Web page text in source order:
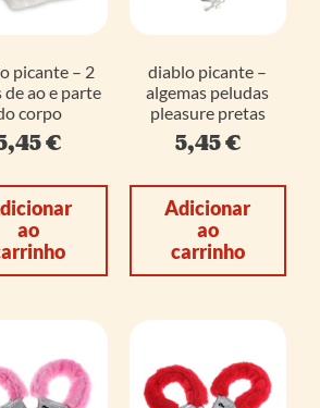
picante – 2
de ao e parte
corpo
€
ao
diablo picante –
algemas peludas
pleasure pretas
5,45€
Adicionar
ao
carrinho